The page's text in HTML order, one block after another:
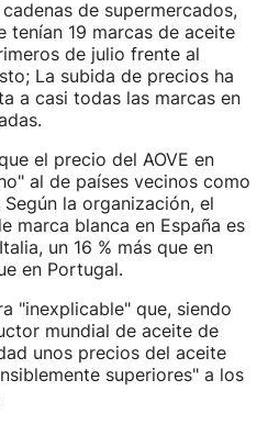
de supermercados,
tenían 19 marcas de aceite
de julio frente al
La subida de precios ha
a casi todas las marcas en
el precio del AOVE en
al de países vecinos como
la organización, el
marca blanca en España es
un 16 % más que en
en Portugal.
"inexplicable" que, siendo
mundial de aceite de
unos precios del aceite
superiores" a los